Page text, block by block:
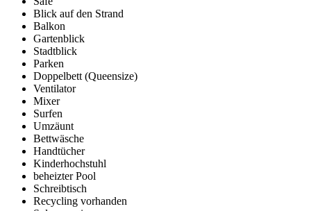
Blick auf den Strand
Balkon
Gartenblick
Stadtblick
Parken
Doppelbett (Queensize)
Ventilator
Mixer
Surfen
Umzäunt
Bettwäsche
Handtücher
Kinderhochstuhl
beheizter Pool
Schreibtisch
Recycling vorhanden